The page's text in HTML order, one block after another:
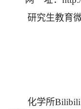
研究生教育微
化学所Bilibili